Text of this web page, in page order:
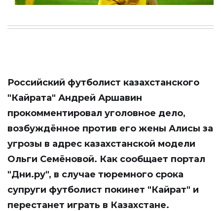
Российский футболист казахстанского
"Кайрата" Андрей Аршавин
прокомментировал уголовное дело,
возбуждённое против его жены Алисы за
угрозы в адрес казахстанской модели
Ольги Семёновой. Как сообщает портал
"Дни.ру", в случае тюремного срока
супруги футболист покинет "Кайрат" и
перестанет играть в Казахстане.